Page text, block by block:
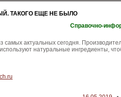
ТАКОГО ЕЩЕ НЕ БЫЛО
Справочно-
самых актуальных сегодня.
натуральные ингредиенты,